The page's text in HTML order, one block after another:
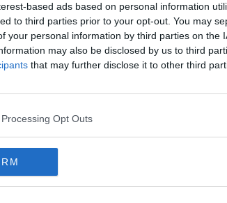
based ads based on personal information
to third parties prior to your opt-out. You may
your personal information by third parties on the
may also be disclosed by us to third
that may further disclose it to other third
Opt Outs
sul sito del Festival (www.festivaldipasqua.it
sostegno del Comune di Montepulciano, al quale
della Regione Toscana, del Comune di
Fondazione Cantiere Internazionale d’Arte,
Kunst, Cantina Contucci, Biblioteca Archivio
of Old and Rare Books, Società
Italia.
www.festivaldipasqua.it